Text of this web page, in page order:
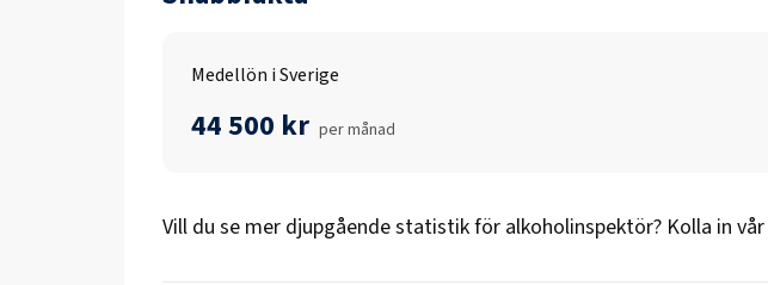
Medellön i Sverige
44 500 kr per månad
Vill du se mer djupgående statistik för alkoholinspektör? Kolla in vår